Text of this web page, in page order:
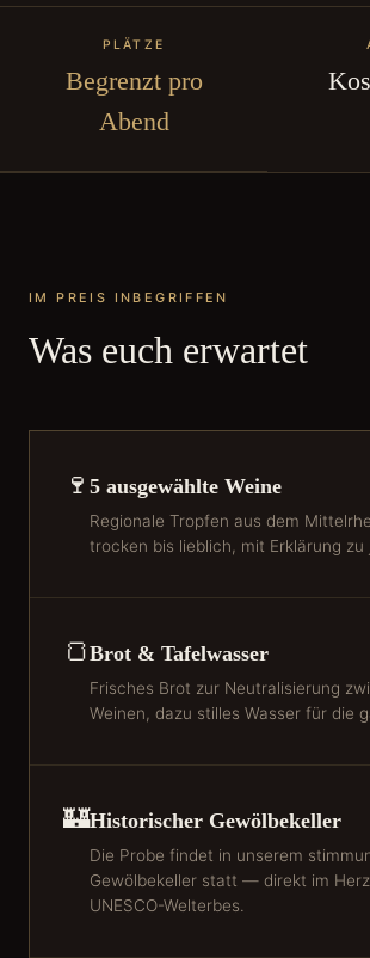
PLÄTZE
Begrenzt pro
Abend
IM PREIS INBEGRIFFEN
Was euch erwartet
🍷 5 ausgewählte Weine
Regionale Tropfen aus dem
trocken bis lieblich, mit Erklärung zu
🍞Brot & Tafelwasser
Frisches Brot zur Neutralisierung
Weinen, dazu stilles Wasser für die
🏰Historischer Gewölbekeller
Die Probe findet in unserem
Gewölbekeller statt — direkt im
UNESCO-Welterbes.